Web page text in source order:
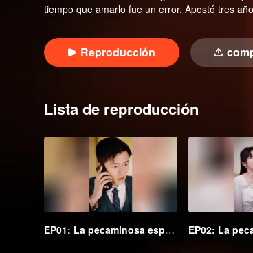
tiempo que amarlo fue un error. Apostó tres
Reproducción
Lista de reproducción
EP01: La pecaminosa esposa secreta del Maestro Go (Ver. Coreana)